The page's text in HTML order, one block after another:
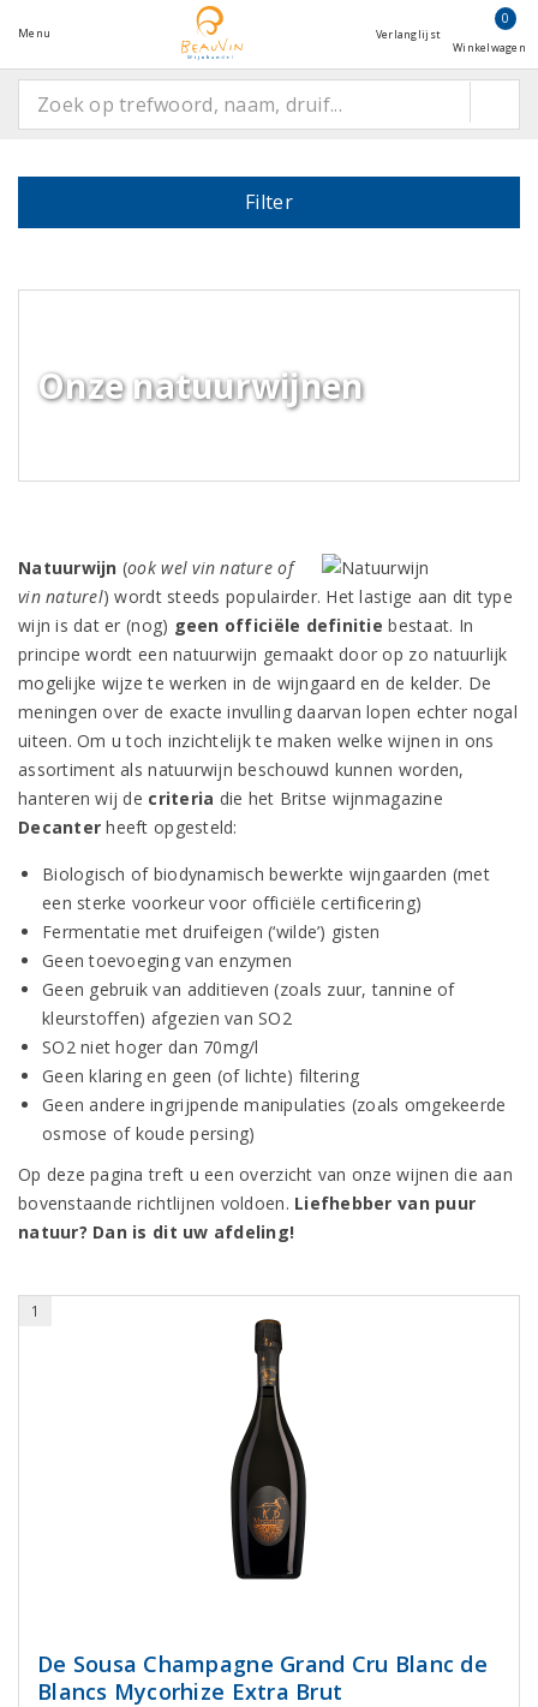
Menu Verlanglijst
0
Winkelwagen
Filter
Onze natuurwijnen
Natuurwijn (ook wel vin nature of
vin naturel) wordt steeds populairder. Het lastige aan dit type
wijn is dat er (nog) geen officiële definitie bestaat. In
principe wordt een natuurwijn gemaakt door op zo natuurlijk
mogelijke wijze te werken in de wijngaard en de kelder. De
meningen over de exacte invulling daarvan lopen echter nogal
uiteen. Om u toch inzichtelijk te maken welke wijnen in ons
assortiment als natuurwijn beschouwd kunnen worden,
hanteren wij de criteria die het Britse wijnmagazine
Decanter heeft opgesteld:
Biologisch of biodynamisch bewerkte wijngaarden (met
een sterke voorkeur voor officiële certificering)
Fermentatie met druifeigen (‘wilde’) gisten
Geen toevoeging van enzymen
Geen gebruik van additieven (zoals zuur, tannine of
kleurstoffen) afgezien van SO2
SO2 niet hoger dan 70mg/l
Geen klaring en geen (of lichte) filtering
Geen andere ingrijpende manipulaties (zoals omgekeerde
osmose of koude persing)
Op deze pagina treft u een overzicht van onze wijnen die aan
bovenstaande richtlijnen voldoen. Liefhebber van puur
natuur? Dan is dit uw afdeling!
1
De Sousa Champagne Grand Cru Blanc de
Blancs Mycorhize Extra Brut